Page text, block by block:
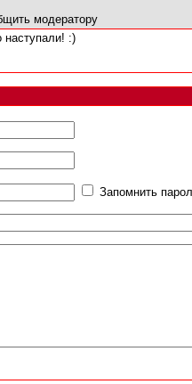
модератору
наступали! :)
Запомнить